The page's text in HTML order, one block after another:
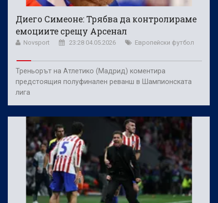
Диего Симеоне: Трябва да контролираме
емоциите срещу Арсенал
Novsport 23:28 04.05.2026 Европейски футбол
Треньорът на Атлетико (Мадрид) коментира
предстоящия полуфинален реванш в Шампионската
лига